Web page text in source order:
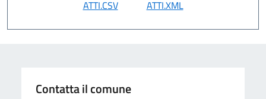
Contatta il comune